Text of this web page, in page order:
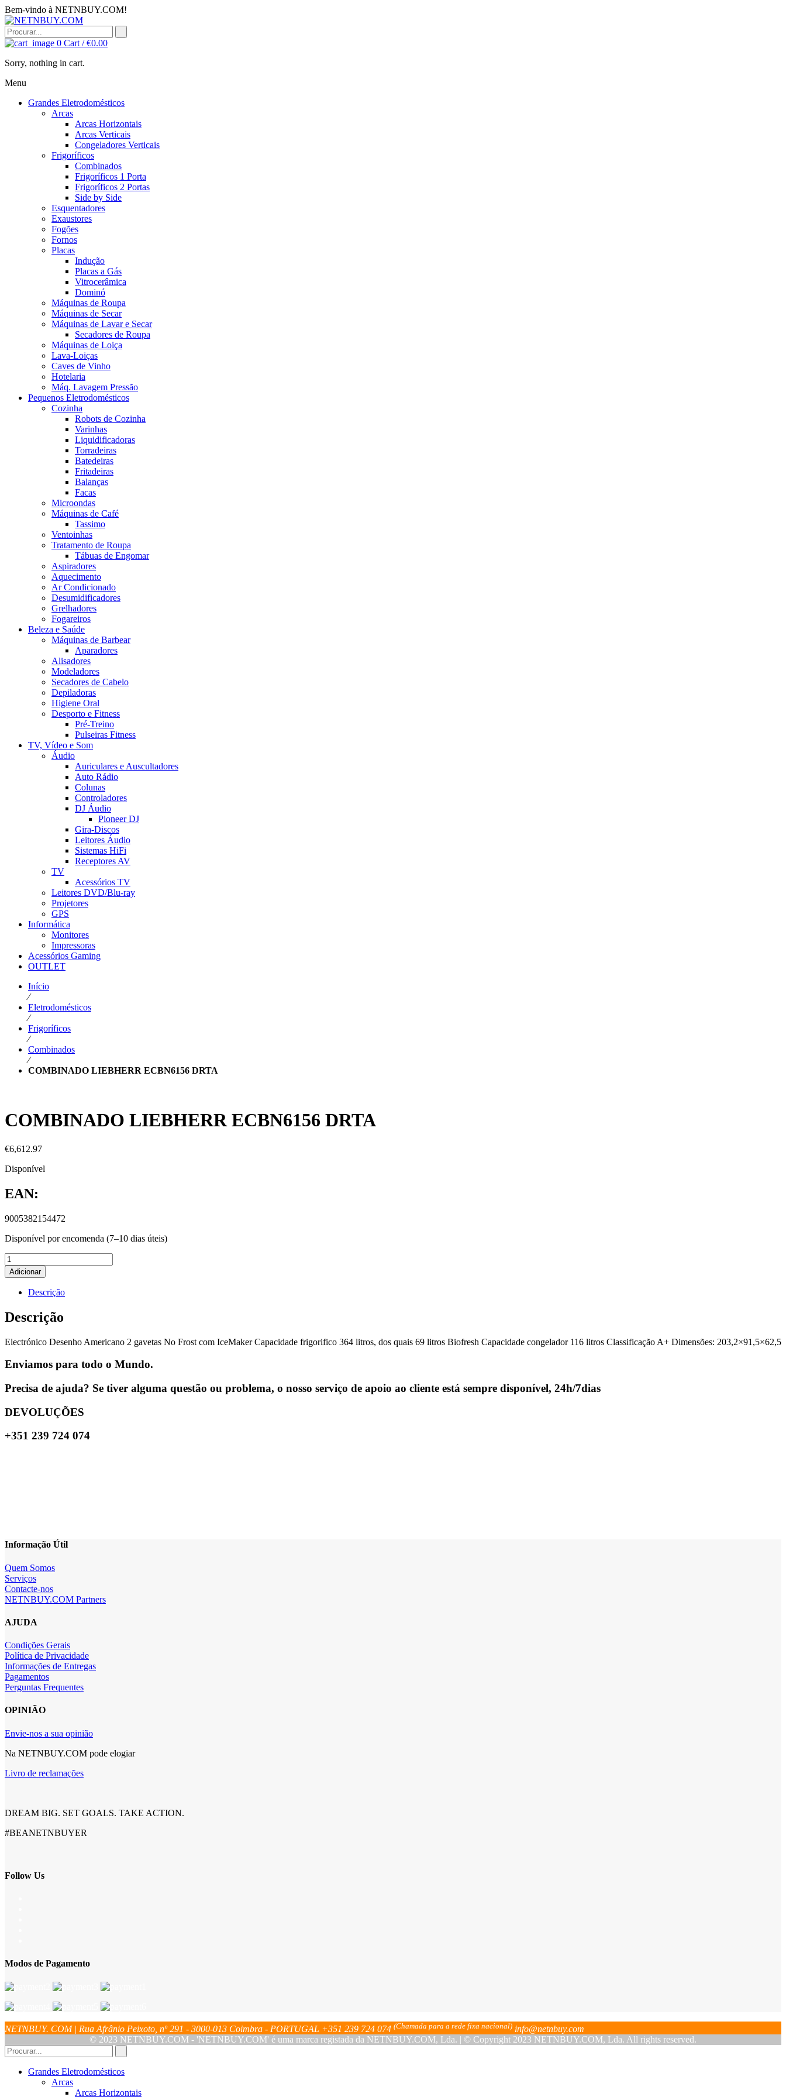
Bem-vindo à NETNBUY.COM!
0 Cart /€0.00
Sorry, nothing in cart.
Menu
Grandes Eletrodomésticos
Arcas
Arcas Horizontais
Arcas Verticais
Congeladores Verticais
Frigoríficos
Combinados
Frigoríficos 1 Porta
Frigoríficos 2 Portas
Side by Side
Esquentadores
Exaustores
Fogões
Fornos
Placas
Indução
Placas a Gás
Vitrocerâmica
Dominó
Máquinas de Roupa
Máquinas de Secar
Máquinas de Lavar e Secar
Secadores de Roupa
Máquinas de Loiça
Lava-Loiças
Caves de Vinho
Hotelaria
Máq. Lavagem Pressão
Pequenos Eletrodomésticos
Cozinha
Robots de Cozinha
Varinhas
Liquidificadoras
Torradeiras
Batedeiras
Fritadeiras
Balanças
Facas
Microondas
Máquinas de Café
Tassimo
Ventoinhas
Tratamento de Roupa
Tábuas de Engomar
Aspiradores
Aquecimento
Ar Condicionado
Desumidificadores
Grelhadores
Fogareiros
Beleza e Saúde
Máquinas de Barbear
Aparadores
Alisadores
Modeladores
Secadores de Cabelo
Depiladoras
Higiene Oral
Desporto e Fitness
Pré-Treino
Pulseiras Fitness
TV, Vídeo e Som
Áudio
Auriculares e Auscultadores
Auto Rádio
Colunas
Controladores
DJ Áudio
Pioneer DJ
Gira-Discos
Leitores Áudio
Sistemas HiFi
Receptores AV
TV
Acessórios TV
Leitores DVD/Blu-ray
Projetores
GPS
Informática
Monitores
Impressoras
Acessórios Gaming
OUTLET
Início
⁄
Eletrodomésticos
⁄
Frigoríficos
⁄
Combinados
⁄
COMBINADO LIEBHERR ECBN6156 DRTA
COMBINADO LIEBHERR ECBN6156 DRTA
€6,612.97
Disponível
EAN:
9005382154472
Disponível por encomenda (7–10 dias úteis)
Adicionar
Descrição
Descrição
Electrónico Desenho Americano 2 gavetas No Frost com IceMaker Capacidade frigorifico 364 litros, dos quais 69 litros Biofresh Capacidade congelador 116 litros Classificação A+ Dimensões: 203,2×91,5×62,5
Enviamos para todo o Mundo.
Precisa de ajuda? Se tiver alguma questão ou problema, o nosso serviço de apoio ao cliente está sempre disponível, 24h/7dias
DEVOLUÇÕES
+351 239 724 074
Informação Útil
Quem Somos
Serviços
Contacte-nos
NETNBUY.COM Partners
AJUDA
Condições Gerais
Política de Privacidade
Informações de Entregas
Pagamentos
Perguntas Frequentes
OPINIÃO
Envie-nos a sua opinião
Na NETNBUY.COM pode elogiar
Livro de reclamações
DREAM BIG. SET GOALS. TAKE ACTION.
#BEANETNBUYER
Follow Us
Modos de Pagamento
NETNBUY. COM | Rua Afrânio Peixoto, nº 291 - 3000-013 Coimbra - PORTUGAL +351 239 724 074 (Chamada para a rede fixa nacional) info@netnbuy.com
© 2023 NETNBUY.COM - 'NETNBUY.COM' é uma marca registada da NETNBUY.COM, Lda. | © Copyright 2023 NETNBUY.COM, Lda. All rights reserved.
Grandes Eletrodomésticos
Arcas
Arcas Horizontais